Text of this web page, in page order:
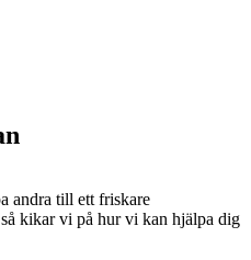
andra till ett friskare
kikar vi på hur vi kan hjälpa dig